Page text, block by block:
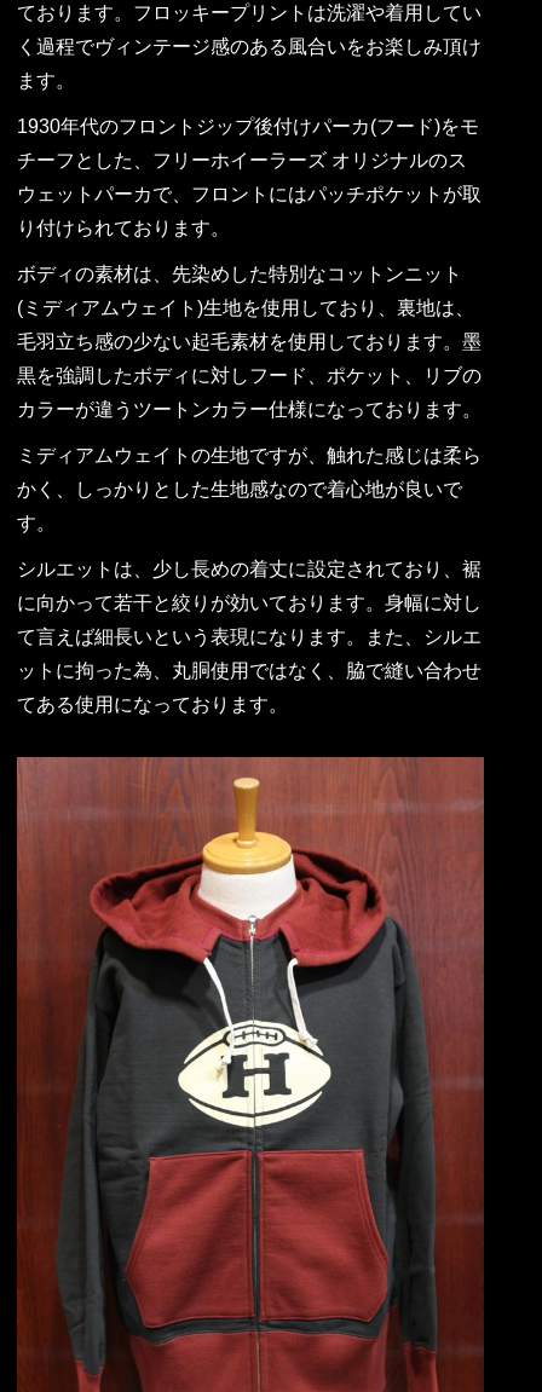
ております。フロッキープリントは洗濯や着用してい
く過程でヴィンテージ感のある風合いをお楽しみ頂け
ます。
1930年代のフロントジップ後付けパーカ(フード)をモ
チーフとした、フリーホイーラーズ オリジナルのス
ウェットパーカで、フロントにはパッチポケットが取
り付けられております。
ボディの素材は、先染めした特別なコットンニット
(ミディアムウェイト)生地を使用しており、裏地は、
毛羽立ち感の少ない起毛素材を使用しております。墨
黒を強調したボディに対しフード、ポケット、リブの
カラーが違うツートンカラー仕様になっております。
ミディアムウェイトの生地ですが、触れた感じは柔ら
かく、しっかりとした生地感なので着心地が良いで
す。
シルエットは、少し長めの着丈に設定されており、裾
に向かって若干と絞りが効いております。身幅に対し
て言えば細長いという表現になります。また、シルエ
ットに拘った為、丸胴使用ではなく、脇で縫い合わせ
てある使用になっております。